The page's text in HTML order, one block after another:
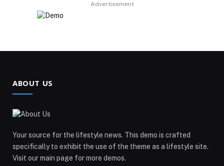
Advertisement
ABOUT US
Your source for the lifestyle news. This demo is crafted
specifically to exhibit the use of the theme as a lifestyle site.
Visit our main page for more demos.